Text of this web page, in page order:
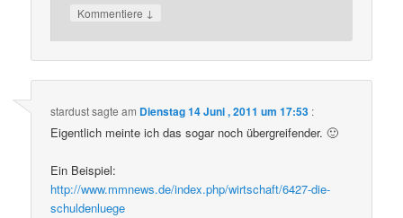
Kommentiere ↓
stardustsagte am Dienstag 14 Juni , 2011 um 17:53 :
Eigentlich meinte ich das sogar noch übergreifender. 🙂
Ein Beispiel:
http://www.mmnews.de/index.php/wirtschaft/6427-die-
schuldenluege